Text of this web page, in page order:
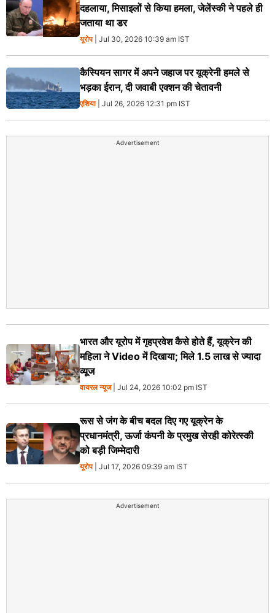
दहलाया, मिसाइलों से किया हमला, जेलेंस्की ने पहले ही
जताया था डर
यूरोप| Jul 30, 2026 10:39 am IST
कैस्पियन सागर में अपने जहाज पर यूक्रेनी हमले से
भड़का ईरान, दी जवाबी एक्शन की चेतावनी
एशिया| Jul 26, 2026 12:31 pm IST
Advertisement
भारत और यूरोप में गृहप्रवेश कैसे होते हैं, यूक्रेन की
महिला ने Video में दिखाया; मिले 1.5 लाख से ज्यादा
व्यूज
वायरल न्‍यूज| Jul 24, 2026 10:02 pm IST
रूस से जंग के बीच बदल दिए गए यूक्रेन के
प्रधानमंत्री, ऊर्जा कंपनी के प्रमुख सेरही कोरेत्स्की
को बड़ी जिम्मेदारी
यूरोप| Jul 17, 2026 09:39 am IST
Advertisement